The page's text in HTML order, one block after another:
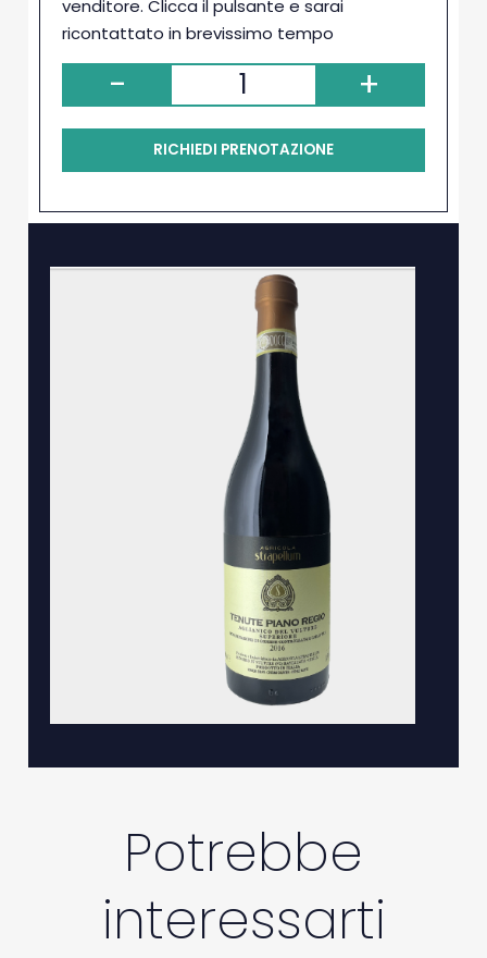
venditore. Clicca il pulsante e sarai
ricontattato in brevissimo tempo
- +
RICHIEDI PRENOTAZIONE
Potrebbe
interessarti